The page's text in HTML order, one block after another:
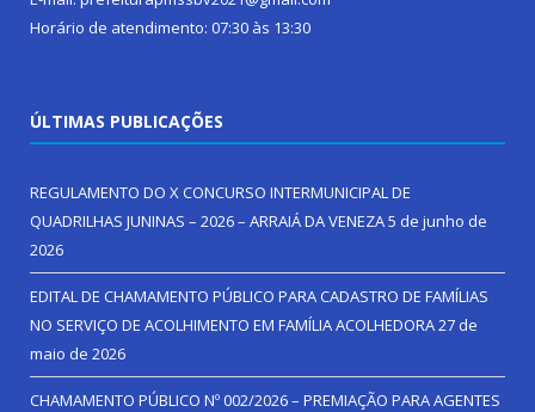
Horário de atendimento: 07:30 às 13:30
ÚLTIMAS PUBLICAÇÕES
REGULAMENTO DO X CONCURSO INTERMUNICIPAL DE
QUADRILHAS JUNINAS – 2026 – ARRAIÁ DA VENEZA5 de junho de
2026
EDITAL DE CHAMAMENTO PÚBLICO PARA CADASTRO DE FAMÍLIAS
NO SERVIÇO DE ACOLHIMENTO EM FAMÍLIA ACOLHEDORA27 de
maio de 2026
CHAMAMENTO PÚBLICO Nº 002/2026 – PREMIAÇÃO PARA AGENTES